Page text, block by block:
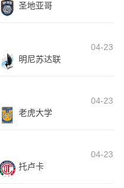
圣地亚哥
04-23
明尼苏达联
04-23
老虎大学
04-23
托卢卡